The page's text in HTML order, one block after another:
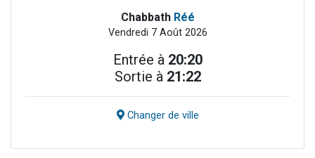
Chabbath Réé
Vendredi 7 Août 2026
Entrée à 20:20
Sortie à 21:22
Changer de ville